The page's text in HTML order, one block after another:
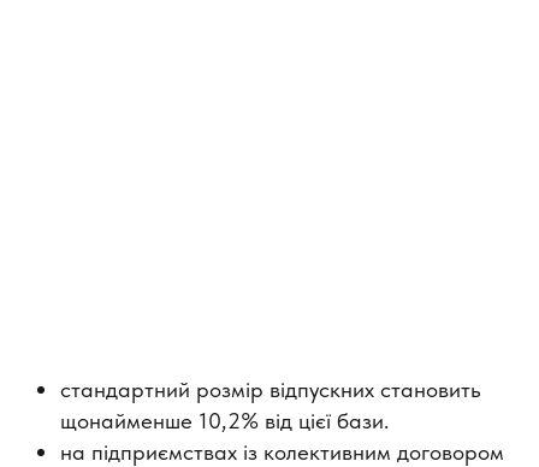
стандартний розмір відпускних становить
щонайменше 10,2% від цієї бази.
на підприємствах із колективним договором